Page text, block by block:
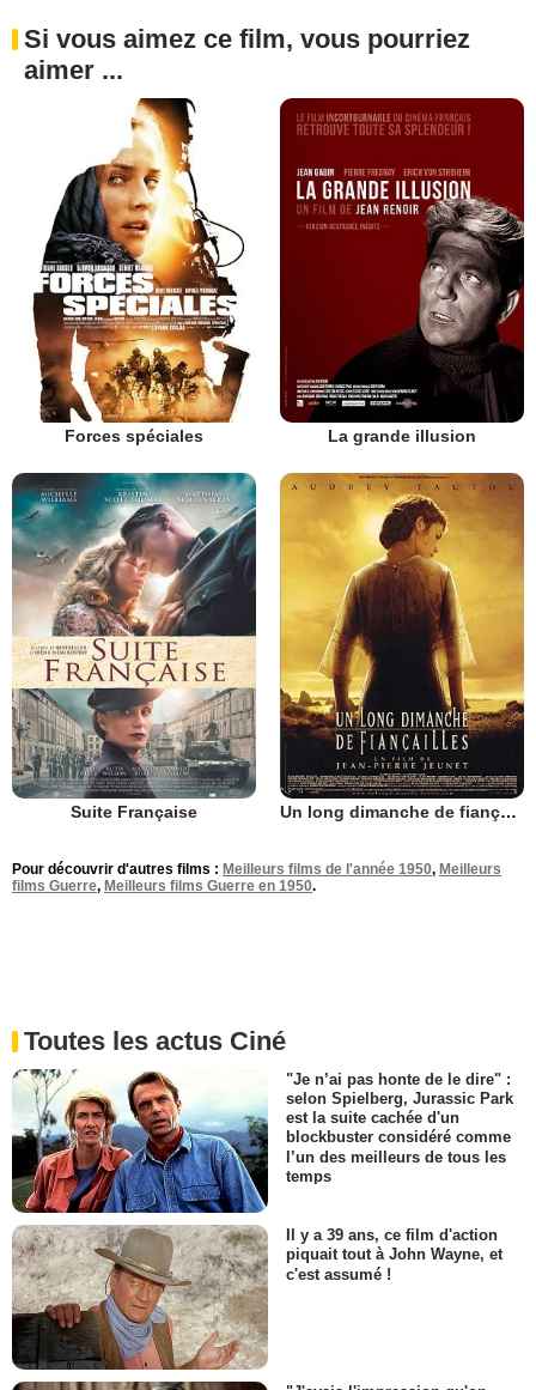
Si vous aimez ce film, vous pourriez
aimer ...
Forces spéciales La grande illusion
Suite Française Un long dimanche de fiançailles
Pour découvrir d'autres films : Meilleurs films de l'année 1950, Meilleurs
films Guerre, Meilleurs films Guerre en 1950.
Toutes les actus Ciné
"Je n’ai pas honte de le dire" :
selon Spielberg, Jurassic Park
est la suite cachée d'un
blockbuster considéré comme
l’un des meilleurs de tous les
temps
Il y a 39 ans, ce film d'action
piquait tout à John Wayne, et
c'est assumé !